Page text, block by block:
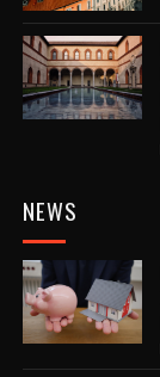
NEWS